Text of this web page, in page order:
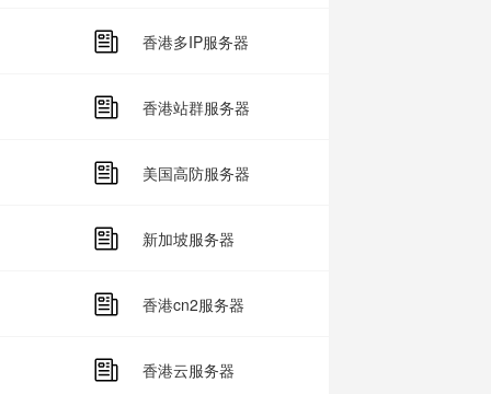
香港多IP服务器
香港站群服务器
美国高防服务器
新加坡服务器
香港cn2服务器
香港云服务器